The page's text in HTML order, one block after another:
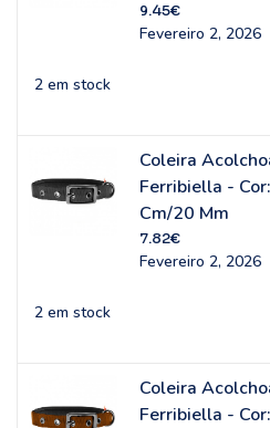
9.45€
Fevereiro 2, 2026
2 em stock
Coleira
Ferribiella -
Cm/20 Mm
7.82€
Fevereiro 2, 2026
2 em stock
Coleira
Ferribiella -